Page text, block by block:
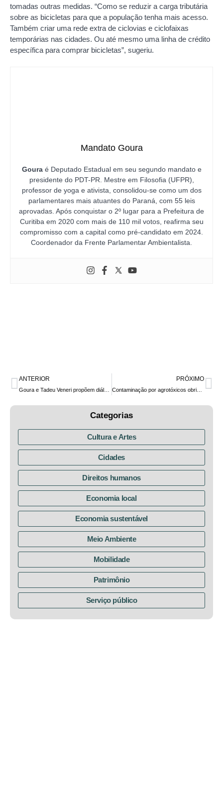
tomadas outras medidas. “Como se reduzir a carga tributária
sobre as bicicletas para que a população tenha mais acesso.
Também criar uma rede extra de ciclovias e ciclofaixas
temporárias nas cidades. Ou até mesmo uma linha de crédito
específica para comprar bicicletas”, sugeriu.
Mandato Goura
Gouraé Deputado Estadual em seu segundo mandato e
presidente do PDT-PR. Mestre em Filosofia (UFPR),
professor de yoga e ativista, consolidou-se como um dos
parlamentares mais atuantes do Paraná, com 55 leis
aprovadas. Após conquistar o 2º lugar para a Prefeitura de
Curitiba em 2020 com mais de 110 mil votos, reafirma seu
compromisso com a capital como pré-candidato em 2024.
Coordenador da Frente Parlamentar Ambientalista.
ANTERIOR PRÓXIMO
Contaminação por agrotóxicos obriga agricultores a abandonar atividades e o campo
Categorias
Cultura e Artes
Cidades
Direitos humanos
Economia local
Economia sustentável
Meio Ambiente
Mobilidade
Patrimônio
Serviço público